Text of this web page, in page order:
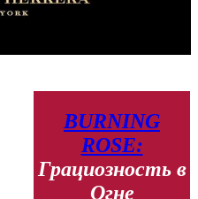
BURNING
ROSE:
Грациозность в
Огне